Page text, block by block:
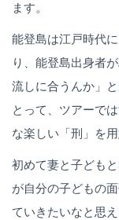
ます。
能登島は江戸時代
り、能登島出身者
流しに合うんか」
とって、ツアーで
な楽しい「刑」を用
初めて妻と子ども
が自分の子どもの
ていきたいなと思